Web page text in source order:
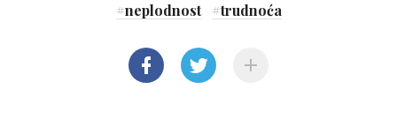
#neplodnost #trudnoća